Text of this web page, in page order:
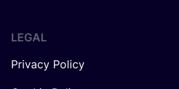
LEGAL
Privacy Policy